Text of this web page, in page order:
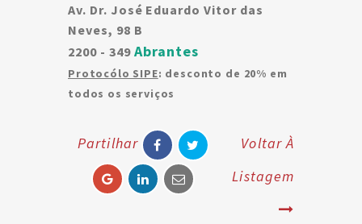
Av. Dr. José Eduardo Vitor das
Neves, 98 B
2200 - 349 Abrantes
Protocólo SIPE: desconto de 20% em
todos os serviços
Partilhar
Voltar À
Listagem